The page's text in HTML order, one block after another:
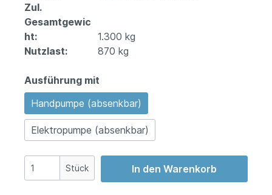
Zul.
Gesamtgewic
ht:
1.300 kg
Nutzlast:
870 kg
Ausführung mit
Handpumpe (absenkbar)
Elektropumpe (absenkbar)
Stück In den Warenkorb